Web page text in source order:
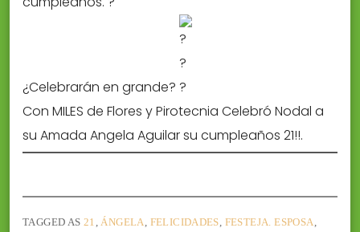
¿Celebrarán en grande?
Con MILES de Flores y Pirotecnia Celebró Nodal a
su Amada Angela Aguilar su cumpleaños 21!!.
TAGGED AS 21 ÁNGELA FELICIDADES FESTEJA. ESPOSA